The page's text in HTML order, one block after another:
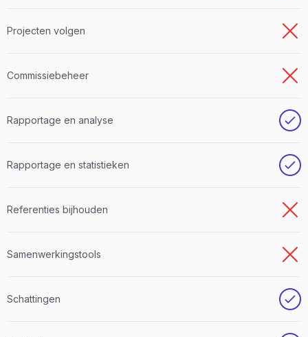
Projecten volgen
Commissiebeheer
Rapportage en analyse
Rapportage en statistieken
Referenties bijhouden
Samenwerkingstools
Schattingen